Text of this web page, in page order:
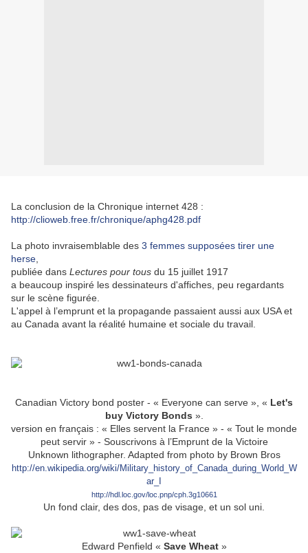
La conclusion de la Chronique internet 428 :
http://clioweb.free.fr/chronique/aphg428.pdf
La photo invraisemblable des 3 femmes supposées tirer une
herse
publiée dans Lectures pour tous du 15 juillet 1917
a beaucoup inspiré les dessinateurs d'affiches, peu regardants
sur le scène figurée.
L'appel à l’emprunt et la propagande passaient aussi aux USA et
au Canada avant la réalité humaine et sociale du travail.
Canadian Victory bond poster - « Everyone can serve », « Let's
buy Victory Bonds ».
version en français : « Elles servent la France » - « Tout le monde
peut servir » - Souscrivons à l’Emprunt de la Victoire
Unknown lithographer. Adapted from photo by Brown Bros
http://en.wikipedia.org/wiki/Military_history_of_Canada_during_World_W
ar_I
http://hdl.loc.gov/loc.pnp/cph.3g10661
Un fond clair, des dos, pas de visage, et un sol uni.
Edward Penfield « Save Wheat»